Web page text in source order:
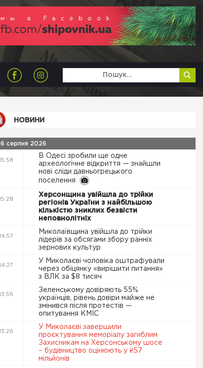
НОВИНИ
6 серпня 2026
15:58
В Одесі зробили ще одне
археологічне відкриття — знайшли
нові сліди давньогрецького
поселення
15:28
Херсонщина увійшла до трійки
регіонів України з найбільшою
кількістю зниклих безвісти
неповнолітніх
14:57
Миколаївщина увійшла до трійки
лідерів за обсягами збору ранніх
зернових культур
14:27
У Миколаєві чоловіка оштрафували
через обіцянку «вирішити питання»
з ВЛК за $8 тисяч
13:56
Зеленському довіряють 55%
українців, рівень довіри майже не
змінився після протестів —
опитування КМІС
13:26
У Миколаєві завершили
проєктування меморіалу загиблим
Захисникам на Херсонському шосе
– будівництво оцінюють у ₴57
мільйонів